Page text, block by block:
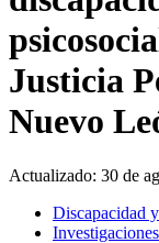
Justicia
Nuevo
Actualizado: 30 de
Discapacidad